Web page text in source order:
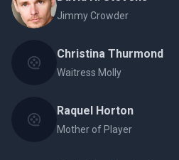
Jimmy Crowder
Christina Thurmond
Waitress Molly
Raquel Horton
Mother of Player